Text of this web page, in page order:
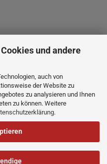
und andere
auch von
der Website zu
zu analysieren und Ihnen
zu können. Weitere
.